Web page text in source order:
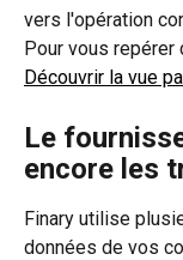
vers l'opération
Pour vous
Découvrir la vue
Le
encore les
Finary utilise
données de vos